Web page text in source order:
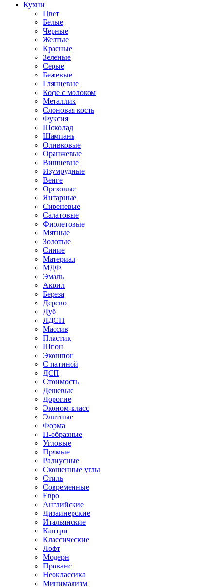
Кухни
Цвет
Белые
Черные
Желтые
Красные
Зеленые
Серые
Бежевые
Глянцевые
Кофе с молоком
Металлик
Слоновая кость
Фуксия
Шоколад
Шампань
Оливковые
Оранжевые
Вишневые
Изумрудные
Венге
Ореховые
Янтарные
Сиреневые
Салатовые
Фиолетовые
Мятные
Золотые
Синие
Материал
МДФ
Эмаль
Акрил
Береза
Дерево
Дуб
ЛДСП
Массив
Пластик
Шпон
Экошпон
С патиной
ДСП
Стоимость
Дешевые
Дорогие
Эконом-класс
Элитные
Форма
П-образные
Угловые
Прямые
Радиусные
Скошенные углы
Стиль
Современные
Евро
Английские
Дизайнерские
Итальянские
Кантри
Классические
Лофт
Модерн
Прованс
Неоклассика
Минимализм